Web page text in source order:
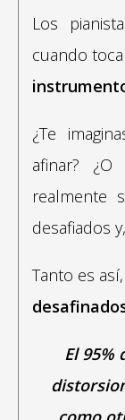
Los
cuando
¿Te
afinar? ¿O
realmente
desafiados
Tanto es
El 95%